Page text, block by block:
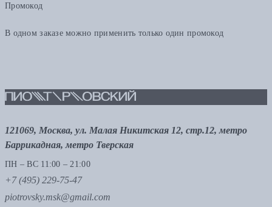
Промокод
В одном заказе можно применить только один промокод
121069, Москва, ул. Малая Никитская 12, стр.12, метро
Баррикадная, метро Тверская
ПН – ВС 11:00 – 21:00
+7 (495) 229-75-47
piotrovsky.msk@gmail.com